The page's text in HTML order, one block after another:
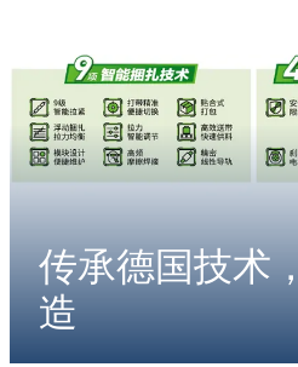
传承德国技术
造